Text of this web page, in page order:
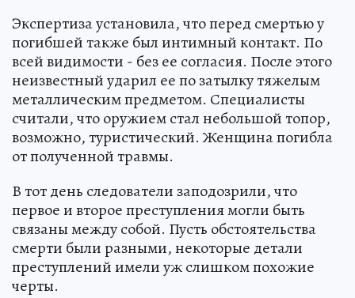
Экспертиза установила, что перед смертью у
погибшей также был интимный контакт. По
всей видимости - без ее согласия. После этого
неизвестный ударил ее по затылку тяжелым
металлическим предметом. Специалисты
считали, что оружием стал небольшой топор,
возможно, туристический. Женщина погибла
от полученной травмы.
В тот день следователи заподозрили, что
первое и второе преступления могли быть
связаны между собой. Пусть обстоятельства
смерти были разными, некоторые детали
преступлений имели уж слишком похожие
черты.